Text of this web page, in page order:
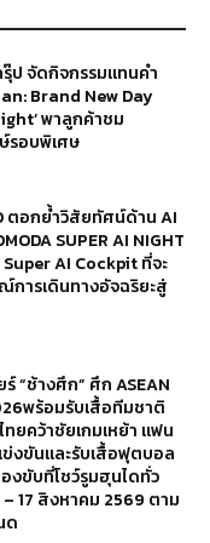
ป จัดกิจกรรมแทนคำ
Brand New Day
พาลูกค้าชม
รอบพิเศษ
ตอกย้ำวิสัยทัศน์ด้าน AI
SUPER AI NIGHT
AI Cockpit ที่จะ
การเดินทางอัจฉริยะสู่
“ช้างศึก” ศึก ASEAN
พร้อมรับเสื้อทีมชาติ
ยคว้าชัยเกมเหย้า แฟน
งขันและรับเสื้อฟุตบอล
งขับที่โชว์รูมฮุนไดทั่ว
17 สิงหาคม 2569 ตาม
ด